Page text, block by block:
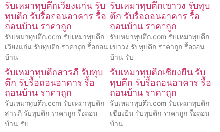
รับเหมาทุบตึกเวียงแก่น รับ
ทุบตึก รับรื้อถอนอาคาร รื้อ
ถอนบ้าน ราคาถูก
รับเหมาทุบตึก.com รับเหมาทุบตึก
เวียงแก่น รับทุบตึก ราคาถูก รื้อถอน
บ้าน
รับเหมาทุบตึกเขาวง รับทุบ
ตึก รับรื้อถอนอาคาร รื้อ
ถอนบ้าน ราคาถูก
รับเหมาทุบตึก.com รับเหมาทุบตึก
เขาวง รับทุบตึก ราคาถูก รื้อถอน
บ้าน รับ
รับเหมาทุบตึกสารภี รับทุบ
ตึก รับรื้อถอนอาคาร รื้อ
ถอนบ้าน ราคาถูก
รับเหมาทุบตึก.com รับเหมาทุบตึก
สารภี รับทุบตึก ราคาถูก รื้อถอน
บ้าน รับ
รับเหมาทุบตึกเชียงยืน รับ
ทุบตึก รับรื้อถอนอาคาร รื้อ
ถอนบ้าน ราคาถูก
รับเหมาทุบตึก.com รับเหมาทุบตึก
เชียงยืน รับทุบตึก ราคาถูก รื้อถอน
บ้าน